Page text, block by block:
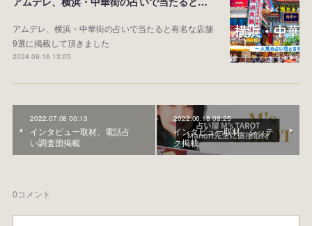
アムデレ、横浜・中華街の占いで当たると有名な店舗
9選に掲載して頂きました
2024.09.16 13:05
2022.07.08 00:13
インタビュー取材、電話占
い調査団掲載
2022.06.18 08:25
インタビュー取材、シッテ
ク掲載
0コメント